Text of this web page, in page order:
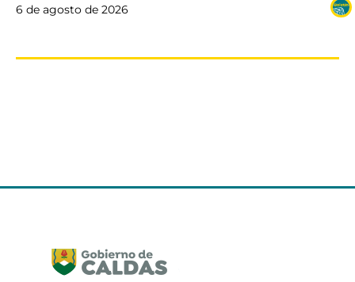
6 de agosto de 2026